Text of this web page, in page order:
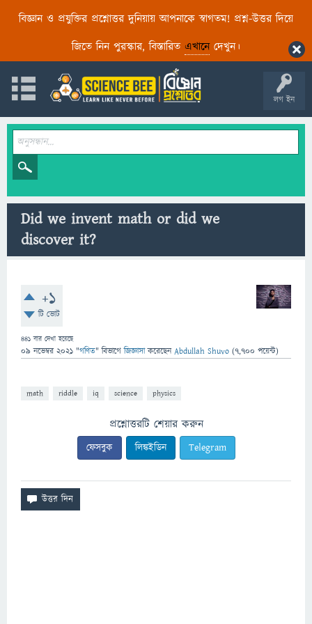
বিজ্ঞান ও প্রযুক্তির প্রশ্নোত্তর দুনিয়ায় আপনাকে স্বাগতম! প্রশ্ন-উত্তর দিয়ে
জিতে নিন পুরস্কার, বিস্তারিত এখানেদেখুন।
লগ ইন
Did we invent math or did we
discover it?
+1
টি ভোট
441 বার দেখা হয়েছে
09 নভেম্বর 2021 "গণিত" বিভাগে জিজ্ঞাসাকরেছেনAbdullah Shuvo (7,700 পয়েন্ট)
math riddle iq science physics
প্রশ্নোত্তরটি শেয়ার করুন
ফেসবুক লিঙ্কইডিন Telegram